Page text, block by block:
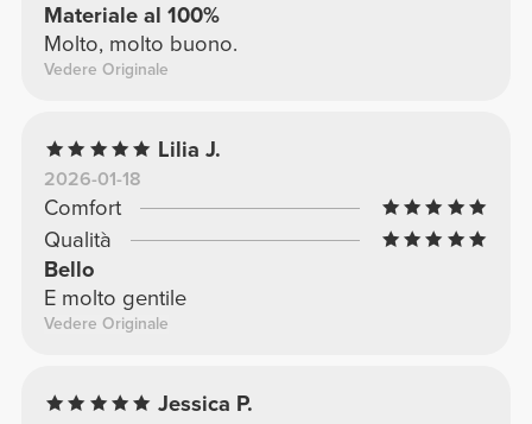
Materiale al 100%
Molto, molto buono.
Vedere Originale
Lilia J.
2026-01-18
Comfort
Qualità
Bello
E molto gentile
Vedere Originale
Jessica P.